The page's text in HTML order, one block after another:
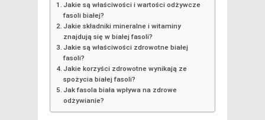
Jakie są właściwości i wartości odżywcze
fasoli białej?
Jakie składniki mineralne i witaminy
znajdują się w białej fasoli?
Jakie są właściwości zdrowotne białej
fasoli?
Jakie korzyści zdrowotne wynikają ze
spożycia białej fasoli?
Jak fasola biała wpływa na zdrowe
odżywianie?